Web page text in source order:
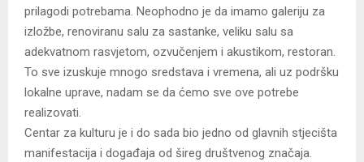
prilagodi potrebama. Neophodno je da imamo galeriju za
izložbe, renoviranu salu za sastanke, veliku salu sa
adekvatnom rasvjetom, ozvučenjem i akustikom, restoran.
To sve izuskuje mnogo sredstava i vremena, ali uz podršku
lokalne uprave, nadam se da ćemo sve ove potrebe
realizovati.
Centar za kulturu je i do sada bio jedno od glavnih stjecišta
manifestacija i događaja od šireg društvenog značaja.